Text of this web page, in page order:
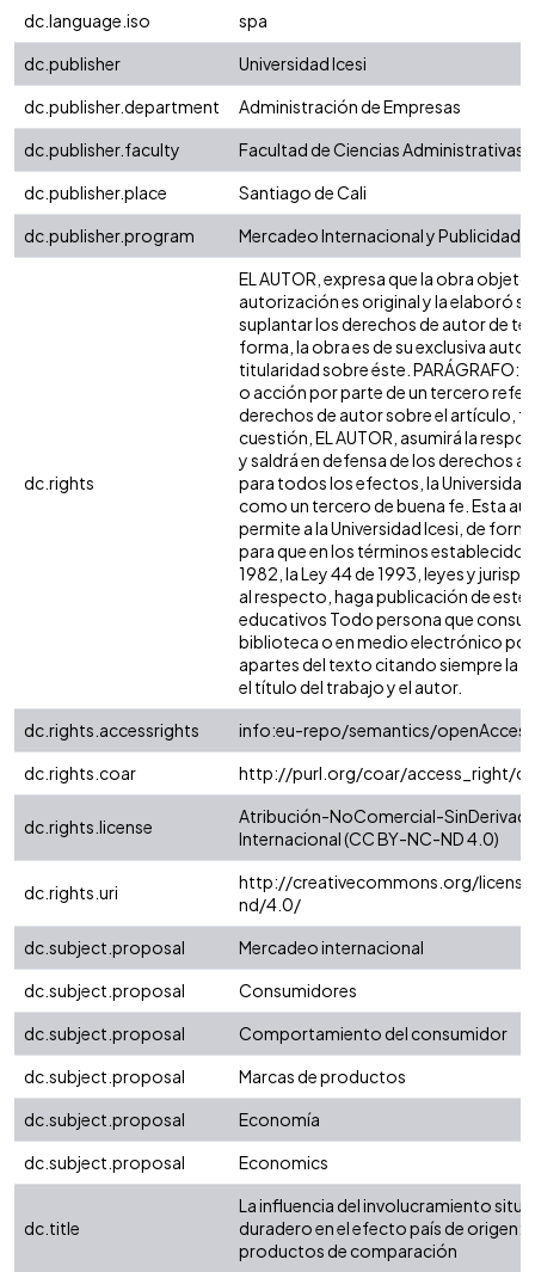
dc.language.iso
spa
dc.publisher
Universidad Icesi
dc.publisher.department
Administración de Empresas
dc.publisher.faculty
Facultad de Ciencias Administrativas
dc.publisher.place
Santiago de Cali
dc.publisher.program
Mercadeo Internacional y Publicidad
dc.rights
EL AUTOR, expresa que la obra
autorización es original y la elaboró
suplantar los derechos de autor de
forma, la obra es de su exclusiva
titularidad sobre éste. PARÁGRAFO:
o acción por parte de un tercero
derechos de autor sobre el artículo,
cuestión, EL AUTOR, asumirá la
y saldrá en defensa de los derechos
para todos los efectos, la Universidad
como un tercero de buena fe. Esta
permite a la Universidad Icesi, de
para que en los términos establecidos
1982, la Ley 44 de 1993, leyes y
al respecto, haga publicación de este
educativos Todo persona que
biblioteca o en medio electrónico
apartes del texto citando siempre la
el título del trabajo y el autor.
dc.rights.accessrights
info:eu-repo/semantics/openAccess
dc.rights.coar
http://purl.org/coar/access_right/
dc.rights.license
Atribución-NoComercial-
Internacional (CC BY-NC-ND 4.0)
dc.rights.uri
http://creativecommons.org/
nd/4.0/
dc.subject.proposal
Mercadeo internacional
dc.subject.proposal
Consumidores
dc.subject.proposal
Comportamiento del consumidor
dc.subject.proposal
Marcas de productos
dc.subject.proposal
Economía
dc.subject.proposal
Economics
dc.title
La influencia del involucramiento
duradero en el efecto país de origen: :
productos de comparación